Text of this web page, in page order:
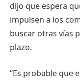
dijo que espera
impulsen a los
buscar otras vías
plazo.
“Es probable que